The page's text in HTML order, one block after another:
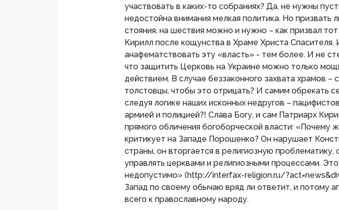
участвовать в каких-то собраниях? Да, не нужны
недостойна внимания мелкая политика. Но призвать
стояния, на шествия можно и нужно – как призвал
Кирилл после кощунства в Храме Христа Спасителя.
анафематствовать эту «власть» - тем более. И не
что защитить Церковь на Украине можно только
действием. В случае беззаконного захвата храмов –
толстовцы, чтобы это отрицать? И самим обрекать
следуя логике наших исконных недругов –
армией и полицией?! Слава Богу, и сам Патриарх
прямого обличения богоборческой власти: «Почему
критикует на Западе Порошенко? Он нарушает
страны, он вторгается в религиозную проблематику,
управлять церквами и религиозными процессами.
недопустимо» (http://interfax-religion.ru/
Запад по своему обычаю вряд ли ответит, и потому
всего к православному народу.